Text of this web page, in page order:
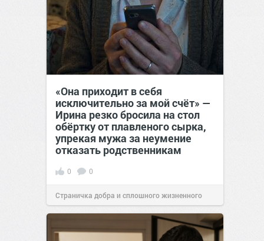
«Она приходит в себя
исключительно за мой счёт» —
Ирина резко бросила на стол
обёртку от плавленого сырка,
упрекая мужа за неумение
отказать родственникам
0 0
Страничка добра и сплошного жизненного
позитива!00:28Вчера